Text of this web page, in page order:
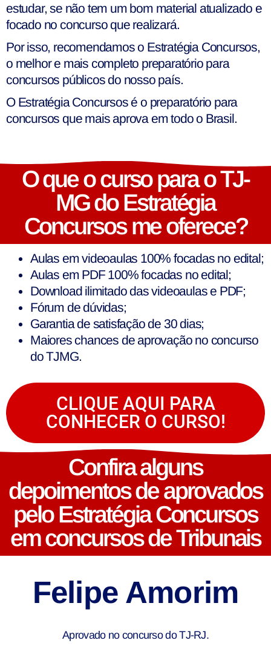
estudar, se não tem um bom material atualizado e
focado no concurso que realizará.
Por isso, recomendamos o Estratégia Concursos,
o melhor e mais completo preparatório para
concursos públicos do nosso país.
O Estratégia Concursos é o preparatório para
concursos que mais aprova em todo o Brasil.
O que o curso para o TJ-
MG do Estratégia
Concursos me oferece?
Aulas em videoaulas 100% focadas no edital;
Aulas em PDF 100% focadas no edital;
Download ilimitado das videoaulas e PDF;
Fórum de dúvidas;
Garantia de satisfação de 30 dias;
Maiores chances de aprovação no concurso
do TJMG.
CLIQUE AQUI PARA
CONHECER O CURSO!
Confira alguns
depoimentos de aprovados
pelo Estratégia Concursos
em concursos de Tribunais
Felipe Amorim
Aprovado no concurso do TJ-RJ.